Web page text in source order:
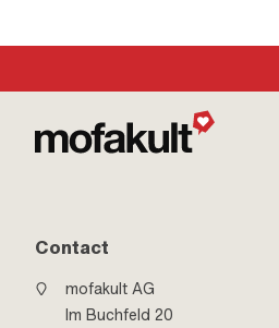
Contact
mofakult AG
Im Buchfeld 20